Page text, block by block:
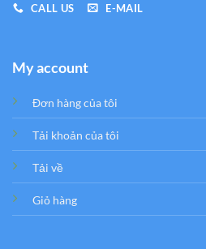
CALL US E-MAIL
My account
Đơn hàng của tôi
Tải khoản của tôi
Tải về
Giỏ hàng